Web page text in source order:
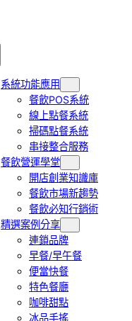
系統功能應用
餐飲POS系統
線上點餐系統
掃碼點餐系統
串接整合服務
餐飲營運學堂
開店創業知識庫
餐飲市場新趨勢
餐飲必知行銷術
精選案例分享
連鎖品牌
早餐/早午餐
便當快餐
特色餐廳
咖啡甜點
冰品手搖